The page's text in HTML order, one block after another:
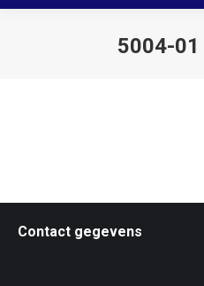
5004-01
Contact gegevens